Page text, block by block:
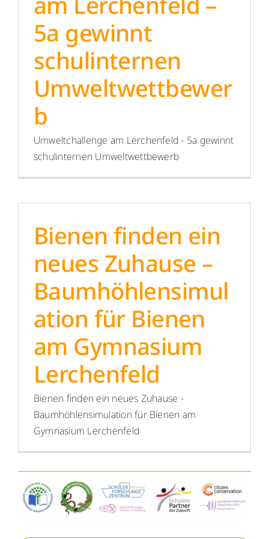
Menschen
Lernen
Besonderheiten
Schulleben
Krankmeldung
Kalender
WebUntis WebUntis
Schuldock Schuldock
5a gewinnt
schulinternen
Umweltwettbewer
b
Umweltchallenge am Lerchenfeld - 5a gewinnt
schulinternen Umweltwettbewerb
Bienen finden ein
neues Zuhause –
Baumhöhlensimul
ation für Bienen
am Gymnasium
Lerchenfeld
Bienen finden ein neues Zuhause -
Baumhöhlensimulation für Bienen am
Gymnasium Lerchenfeld